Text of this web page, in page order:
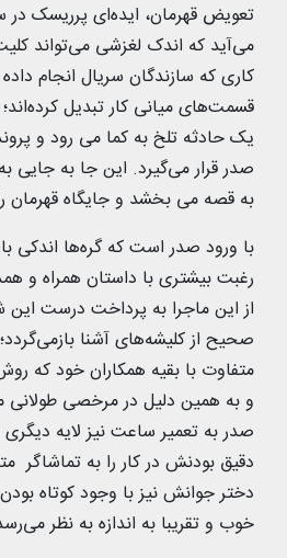
تعویض قهرمان، ایده‌ای پرریسک
می‌آید که اندک لغزشی می‌تواند
کاری که سازندگان سریال انجام
قسمت‌های میانی کار تبدیل
یک حادثه تلخ به کما می رود و
صدر قرار می‌گیرد. این جا به جایی
به قصه می بخشد و جایگاه قهرمان
با ورود صدر است که گره‌ها اندکی
رغبت بیشتری با داستان همراه
از این ماجرا به پرداخت درست
صحیح از کلیشه‌های آشنا
متفاوت با بقیه همکاران خود که
و به همین دلیل در مرخصی طولانی
صدر به تعمیر ساعت نیز لایه
دقیق بودنش در کار را به تماشاگر
دختر جوانش نیز با وجود کوتاه
خوب و تقریبا به اندازه به نظر